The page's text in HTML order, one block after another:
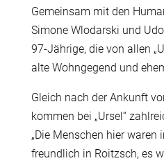
Gemeinsam mit den
Simone Wlodarski und
97-Jährige, die von allen
alte Wohngegend und
Gleich nach der Ankunft
kommen bei „Ursel“
„Die Menschen hier waren
freundlich in Roitzsch, es